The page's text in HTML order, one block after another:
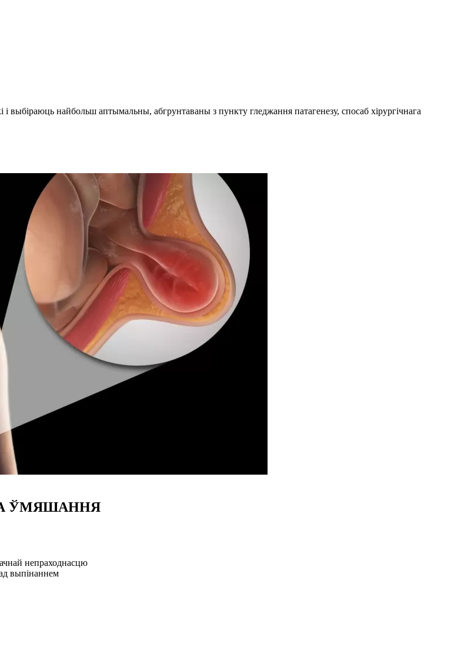
найбольш аптымальны, абгрунтаваны з пункту гледжання патагенезу, спосаб хірургічнага
ЎМЯШАННЯ
непраходнасцю
выпінаннем